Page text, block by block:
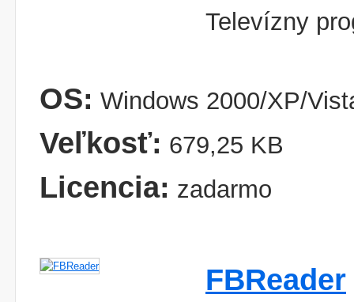
Televízny
OS: Windows 2000/XP/
Veľkosť: 679,25 KB
Licencia: zadarmo
FBReader